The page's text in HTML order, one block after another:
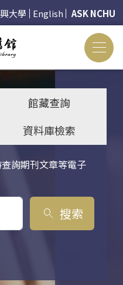
大學 English ASK NCHU
館藏查詢
資料庫檢索
詢期刊文章等電子
search 搜索